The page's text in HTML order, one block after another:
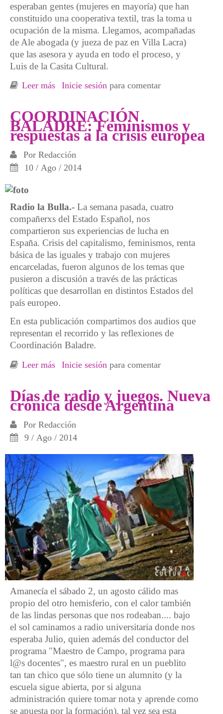
esperaban gentes (mujeres en mayoría) que han
constituido una cooperativa textil, tras la toma u
ocupación de la misma. Llegamos, acompañadas
de Ale abogada (y jueza de paz en Villa Lacra)
que las asesora y ayuda en todo el proceso, y
Luis de la Casita Cultural.
Leer más sobre Crónica desde San Luis, Argentina.
Inicie sesión para comentar
COORDINACIÓN
BALADRE: Feminismos y
respuestas a la crisis europea
Por Redacción
10 / Ago / 2014
Radio la Bulla.- La semana pasada, cuatro
compañerxs del Estado Español, nos
compartieron sus experiencias de lucha en
España. Crisis del capitalismo, feminismos, renta
básica de las iguales y trabajo con mujeres
encarceladas, fueron algunos de los temas que
pusieron a discusión a través de las prácticas
políticas que desarrollan en distintos Estados del
país europeo.
En esta publicación compartimos dos audios que
representan el recorrido y las reflexiones de
Coordinación Baladre.
Leer más sobre COORDINACIÓN BALADRE:
Inicie sesión para comentar
Días de radio y juegos. Nueva
crónica desde Argentina
Por Redacción
9 / Ago / 2014
Amanecía el sábado 2, un agosto cálido mas
propio del otro hemisferio, con el calor también
de las lindas personas que nos rodeaban.... bajo
el sol caminamos a radio universitaria donde nos
esperaba Julio, quien además del conductor del
programa "Maestro de Campo, programa para
l@s docentes", es maestro rural en un pueblito
tan tan chico que sólo tiene un alumnito (y la
escuela sigue abierta, por si alguna
administración quiere tomar nota y aprende como
se apuesta por la formación), tal vez sea esta